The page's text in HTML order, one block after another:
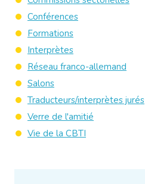
Conférences
Formations
Interprètes
Réseau franco-allemand
Salons
Traducteurs/interprètes jurés
Verre de l'amitié
Vie de la CBTI